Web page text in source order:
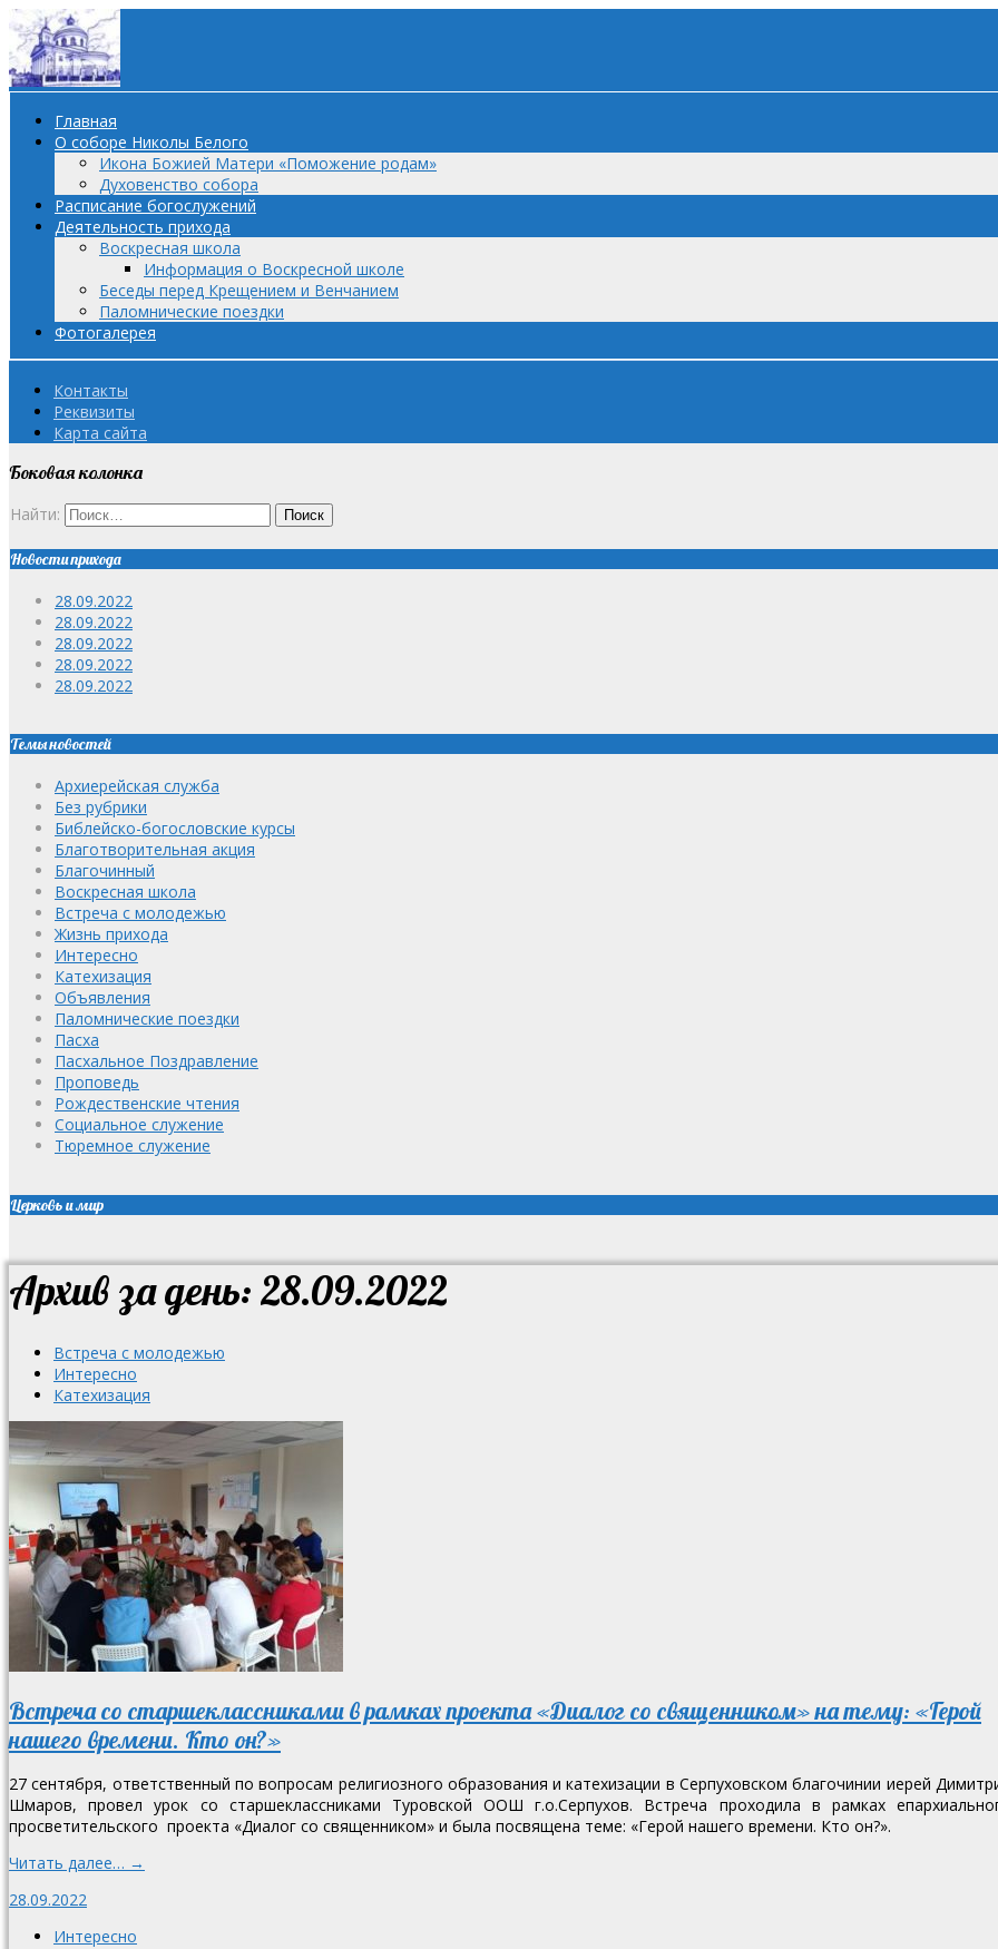
Главная
О соборе Николы Белого
Икона Божией Матери «Поможение родам»
Духовенство собора
Расписание богослужений
Деятельность прихода
Воскресная школа
Информация о Воскресной школе
Беседы перед Крещением и Венчанием
Паломнические поездки
Фотогалерея
Контакты
Реквизиты
Карта сайта
Боковая колонка
Найти:
Новости прихода
28.09.2022
28.09.2022
28.09.2022
28.09.2022
28.09.2022
Темы новостей
Архиерейская служба
Без рубрики
Библейско-богословские курсы
Благотворительная акция
Благочинный
Воскресная школа
Встреча с молодежью
Жизнь прихода
Интересно
Катехизация
Объявления
Паломнические поездки
Пасха
Пасхальное Поздравление
Проповедь
Рождественские чтения
Социальное служение
Тюремное служение
Церковь и мир
Архив за день: 28.09.2022
Встреча с молодежью
Интересно
Катехизация
Встреча со старшеклассниками в рамках проекта «Диалог со священником» на тему: «Герой
нашего времени. Кто он?»
27 сентября, ответственный по вопросам религиозного образования и катехизации в Серпуховском благочинии иерей
Шмаров, провел урок со старшеклассниками Туровской ООШ г.о.Серпухов. Встреча проходила в рамках
просветительского проекта «Диалог со священником» и была посвящена теме: «Герой нашего времени. Кто он?».
Читать далее… →
28.09.2022
Интересно